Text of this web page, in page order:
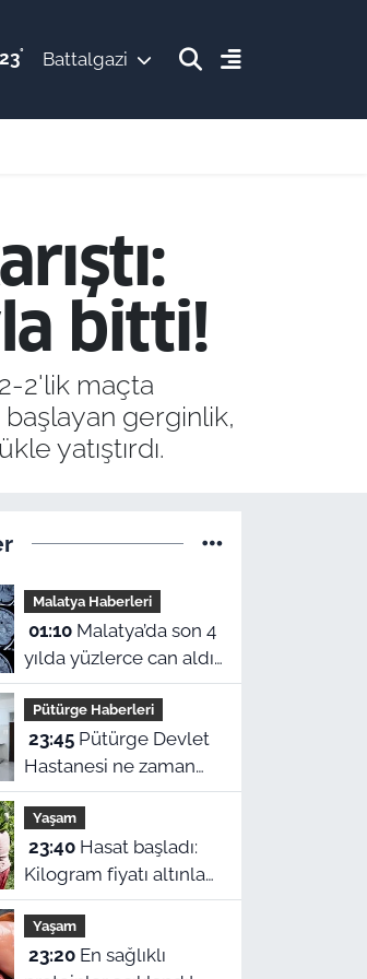
23° Battalgazi
bitti!
2'lik maçta
gerginlik,
yatıştırdı.
Malatya Haberleri
01:10Malatya’da son 4
yılda yüzlerce can aldı!
Sinir sistemi ve duyu
organı hastalıklarında
şok veriler
Pütürge Haberleri
23:45Pütürge Devlet
Hastanesi ne zaman
açılacak? Vali Yavuz
açıkladı
Yaşam
23:40Hasat başladı:
Kilogram fiyatı altınla
yarışıyor
Yaşam
23:20En sağlıklı